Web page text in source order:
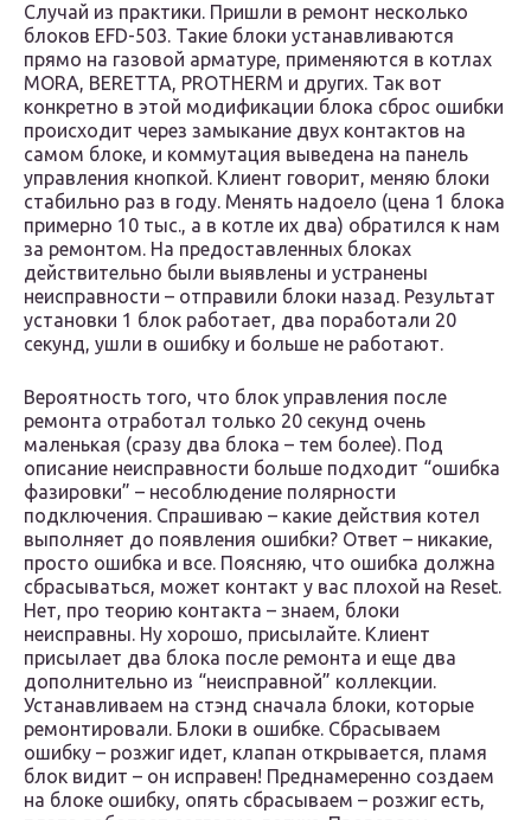
Случай из практики. Пришли в ремонт несколько
блоков EFD-503. Такие блоки устанавливаются
прямо на газовой арматуре, применяются в котлах
MORA, BERETTA, PROTHERM и других. Так вот
конкретно в этой модификации блока сброс ошибки
происходит через замыкание двух контактов на
самом блоке, и коммутация выведена на панель
управления кнопкой. Клиент говорит, меняю блоки
стабильно раз в году. Менять надоело (цена 1 блока
примерно 10 тыс., а в котле их два) обратился к нам
за ремонтом. На предоставленных блоках
действительно были выявлены и устранены
неисправности – отправили блоки назад. Результат
установки 1 блок работает, два поработали 20
секунд, ушли в ошибку и больше не работают.
Вероятность того, что блок управления после
ремонта отработал только 20 секунд очень
маленькая (сразу два блока – тем более). Под
описание неисправности больше подходит “ошибка
фазировки” – несоблюдение полярности
подключения. Спрашиваю – какие действия котел
выполняет до появления ошибки? Ответ – никакие,
просто ошибка и все. Поясняю, что ошибка должна
сбрасываться, может контакт у вас плохой на Reset.
Нет, про теорию контакта – знаем, блоки
неисправны. Ну хорошо, присылайте. Клиент
присылает два блока после ремонта и еще два
дополнительно из “неисправной” коллекции.
Устанавливаем на стэнд сначала блоки, которые
ремонтировали. Блоки в ошибке. Сбрасываем
ошибку – розжиг идет, клапан открывается, пламя
блок видит – он исправен! Преднамеренно создаем
на блоке ошибку, опять сбрасываем – розжиг есть,